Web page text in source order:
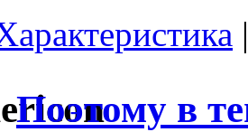
Поэтому в